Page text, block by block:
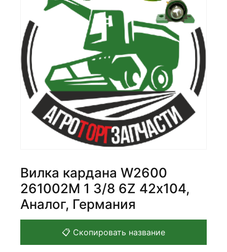
Вилка кардана W2600
261002М 1 3/8 6Z 42х104,
Аналог, Германия
📋 Скопировать название